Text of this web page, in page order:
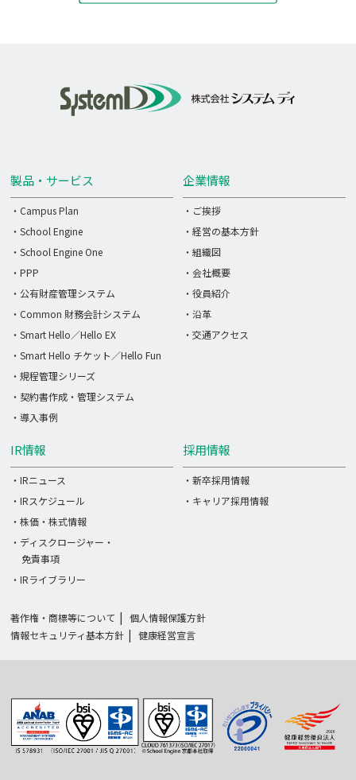
製品・サービス
・Campus Plan
・School Engine
・School Engine One
・PPP
・公有財産管理システム
・Common 財務会計システム
・Smart Hello／Hello EX
・Smart Hello チケット／Hello Fun
・規程管理シリーズ
・契約書作成・管理システム
・導入事例
IR情報
・IRニュース
・IRスケジュール
・株価・株式情報
・ディスクロージャー・
免責事項
・IRライブラリー
採用情報
・新卒採用情報
・キャリア採用情報
企業情報
・ご挨拶
・経営の基本方針
・組織図
・会社概要
・役員紹介
・沿革
・交通アクセス
著作権・商標等について
個人情報保護方針
情報セキュリティ基本方針
健康経営宣言